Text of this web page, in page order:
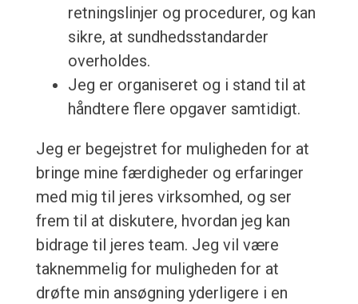
retningslinjer og procedurer, og kan
sikre, at sundhedsstandarder
overholdes.
Jeg er organiseret og i stand til at
håndtere flere opgaver samtidigt.
Jeg er begejstret for muligheden for at
bringe mine færdigheder og erfaringer
med mig til jeres virksomhed, og ser
frem til at diskutere, hvordan jeg kan
bidrage til jeres team. Jeg vil være
taknemmelig for muligheden for at
drøfte min ansøgning yderligere i en